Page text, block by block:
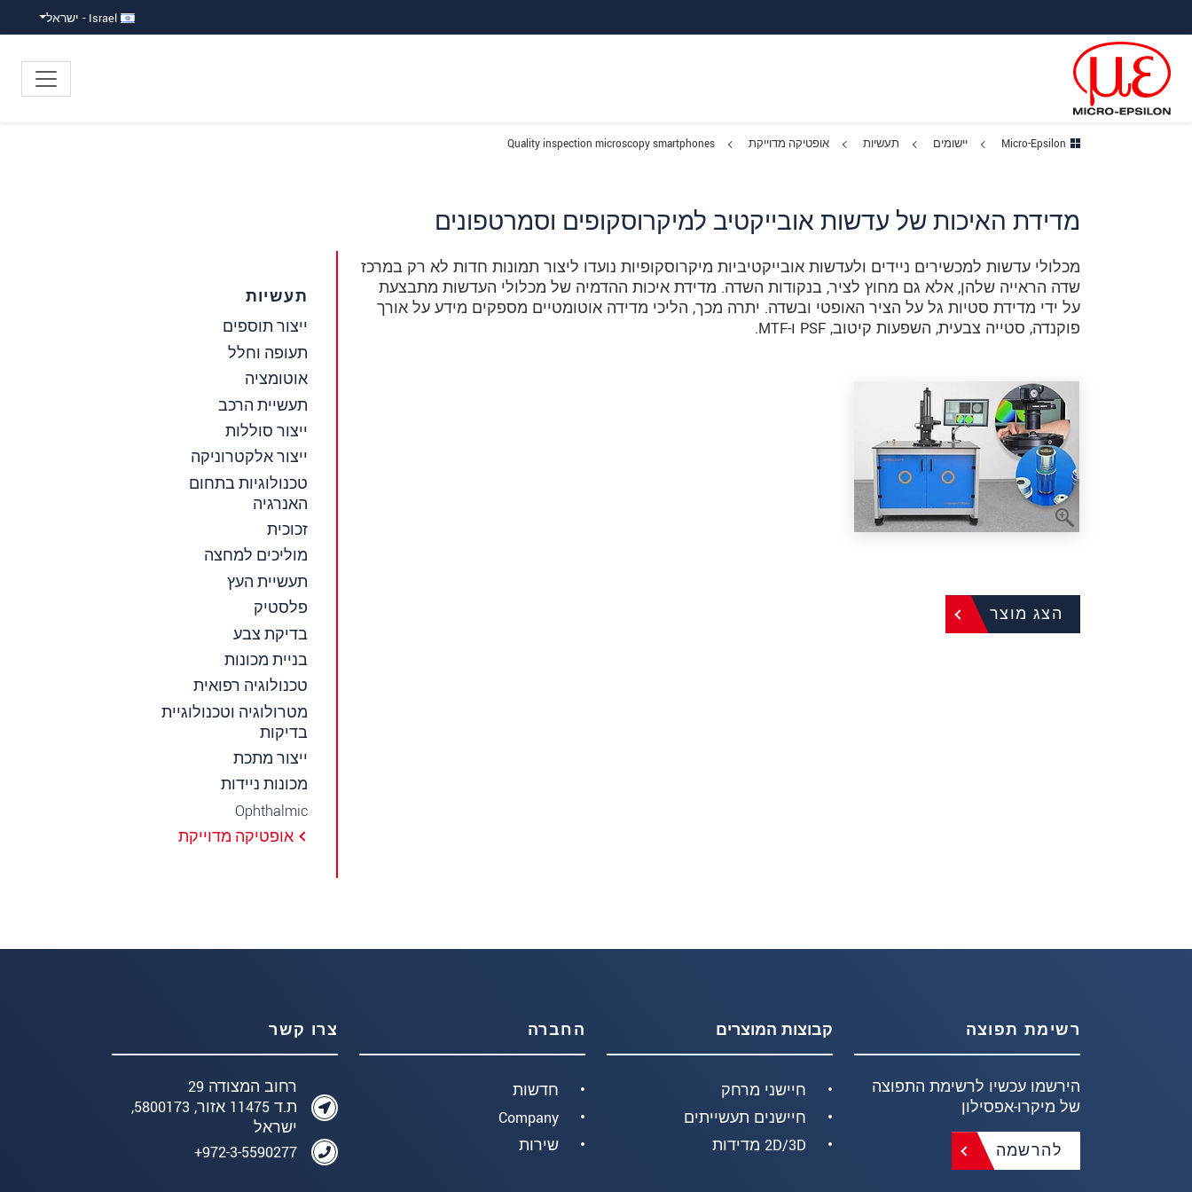
Israel - ישראל
Micro-Epsilon יישומים תעשיות אופטיקה מדוייקת Quality inspection microscopy smartphones
מדידת האיכות של עדשות אובייקטיב למיקרוסקופים וסמרטפונים
מכלולי עדשות למכשירים ניידים ולעדשות אובייקטיביות מיקרוסקופיות נועדו ליצור תמונות חדות לא רק במרכז
שדה הראייה שלהן, אלא גם מחוץ לציר, בנקודות השדה. מדידת איכות ההדמיה של מכלולי העדשות מתבצעת
על ידי מדידת סטיות גל על הציר האופטי ובשדה. יתרה מכך, הליכי מדידה אוטומטיים מספקים מידע על אורך
פוקנדה, סטייה צבעית, השפעות קיטוב, PSF ו-MTF.
הצג מוצר
תעשיות
ייצור תוספים
תעופה וחלל
אוטומציה
תעשיית הרכב
ייצור סוללות
ייצור אלקטרוניקה
טכנולוגיות בתחום
האנרגיה
זכוכית
מוליכים למחצה
תעשיית העץ
פלסטיק
בדיקת צבע
בניית מכונות
טכנולוגיה רפואית
מטרולוגיה וטכנולוגיית
בדיקות
ייצור מתכת
מכונות ניידות
Ophthalmic
אופטיקה מדוייקת
רשימת תפוצה
הירשמו עכשיו לרשימת התפוצה
של מיקרו-אפסילון
להרשמה
קבוצות המוצרים
חיישני מרחק
חיישנים תעשייתים
2D/3D מדידות
החברה
חדשות
Company
שירות
צרו קשר
רחוב המצודה 29
ת.ד 11475 אזור, 5800173,
ישראל
972-3-5590277+